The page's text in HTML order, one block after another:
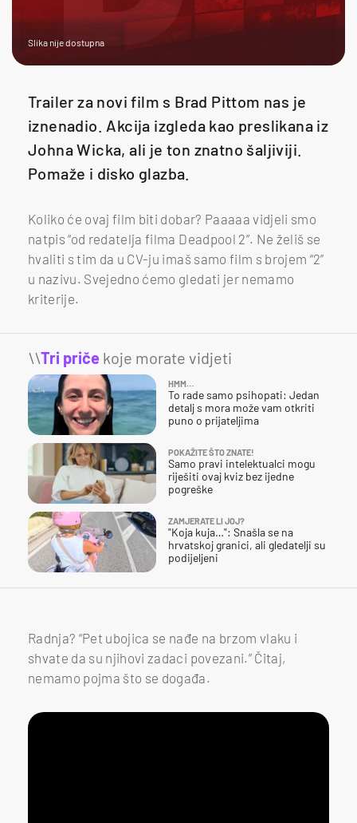
Slika nije dostupna
Trailer za novi film s Brad Pittom nas je
iznenadio. Akcija izgleda kao preslikana iz
Johna Wicka, ali je ton znatno šaljiviji.
Pomaže i disko glazba.
Koliko će ovaj film biti dobar? Paaaaa vidjeli smo
natpis “od redatelja filma Deadpool 2”. Ne želiš se
hvaliti s tim da u CV-ju imaš samo film s brojem “2”
u nazivu. Svejedno ćemo gledati jer nemamo
kriterije.
\\Tri priče koje morate vidjeti
HMM…
To rade samo psihopati: Jedan
detalj s mora može vam otkriti
puno o prijateljima
POKAŽITE ŠTO ZNATE!
Samo pravi intelektualci mogu
riješiti ovaj kviz bez ijedne
pogreške
ZAMJERATE LI JOJ?
"Koja kuja…": Snašla se na
hrvatskoj granici, ali gledatelji su
podijeljeni
Radnja? “Pet ubojica se nađe na brzom vlaku i
shvate da su njihovi zadaci povezani.” Čitaj,
nemamo pojma što se događa.